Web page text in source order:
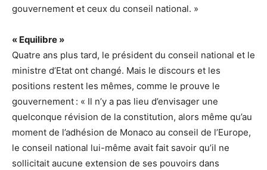
gouvernement et ceux du conseil national. »
« Equilibre »
Quatre ans plus tard, le président du conseil national et le
ministre d’Etat ont changé. Mais le discours et les
positions restent les mêmes, comme le prouve le
gouvernement : « Il n’y a pas lieu d’envisager une
quelconque révision de la constitution, alors même qu’au
moment de l’adhésion de Monaco au conseil de l’Europe,
le conseil national lui-même avait fait savoir qu’il ne
sollicitait aucune extension de ses pouvoirs dans